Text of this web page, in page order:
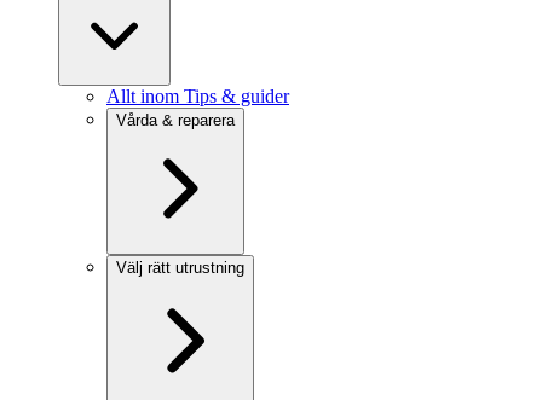
Allt inom Tips & guider
Vårda & reparera
Välj rätt utrustning